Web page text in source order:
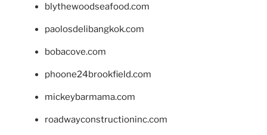
blythewoodseafood.com
paolosdelibangkok.com
bobacove.com
phoone24brookfield.com
mickeybarmama.com
roadwayconstructioninc.com